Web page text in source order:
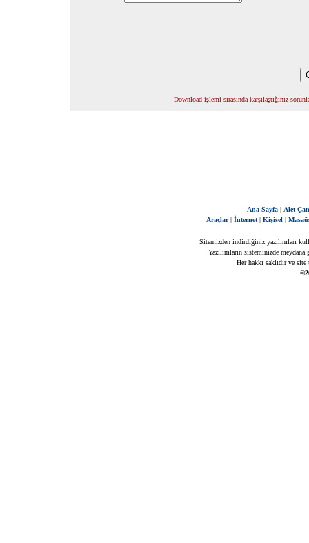
Download işlemi sırasında karşılaştığınız
Ana Sayfa| Alet
Araçlar| İnternet| Kişisel|
Sitemizden indirdiğiniz yazılımları
Yazılımların sisteminizde
Her hakkı saklıdır ve